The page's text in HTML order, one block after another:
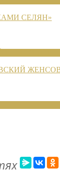
СЕЛЯН»